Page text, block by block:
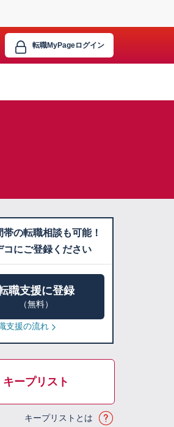
転職MyPageログイン
の転職相談も可能！
コにご登録ください
職支援に登録
（無料）
支援の流れ
キープリスト
キープリストとは